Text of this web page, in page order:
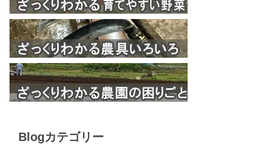
Blogカテゴリー